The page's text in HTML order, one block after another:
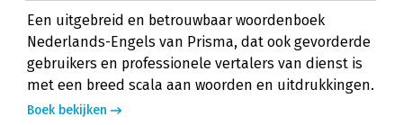
Een uitgebreid en betrouwbaar woordenboek
Nederlands-Engels van Prisma, dat ook gevorderde
gebruikers en professionele vertalers van dienst is
met een breed scala aan woorden en uitdrukkingen.
Boek bekijken